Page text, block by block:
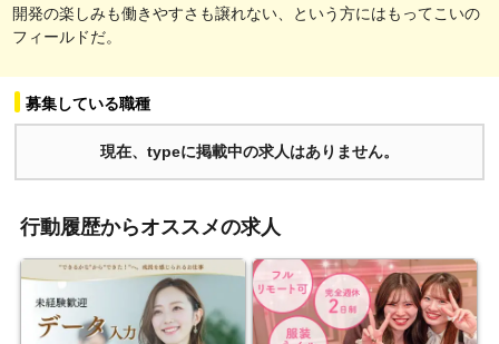
開発の楽しみも働きやすさも譲れない、という方にはもってこいの
フィールドだ。
募集している職種
現在、typeに掲載中の求人はありません。
行動履歴からオススメの求人